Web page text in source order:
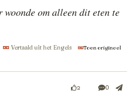
om alleen dit eten te
Vertaald uit het Engels Toon origineel
2 0